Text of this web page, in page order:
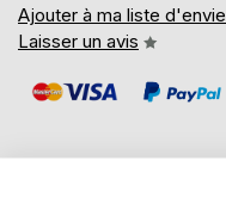
Ajouter à ma liste
Laisser un avis